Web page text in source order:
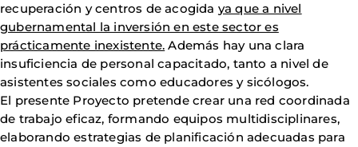
recuperación y centros de acogida ya que a nivel
gubernamental la inversión en este sector es
prácticamente inexistente. Además hay una clara
insuficiencia de personal capacitado, tanto a nivel de
asistentes sociales como educadores y sicólogos.
El presente Proyecto pretende crear una red coordinada
de trabajo eficaz, formando equipos multidisciplinares,
elaborando estrategias de planificación adecuadas para